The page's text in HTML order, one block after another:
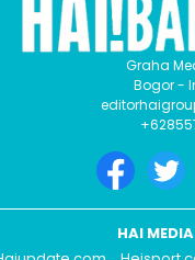
Graha
Bogor -
HAI